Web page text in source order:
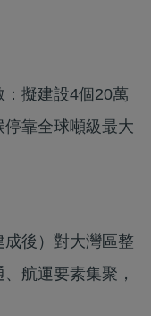
擬建設4個20萬
靠全球噸級最大
後）對大灣區整
航運要素集聚，